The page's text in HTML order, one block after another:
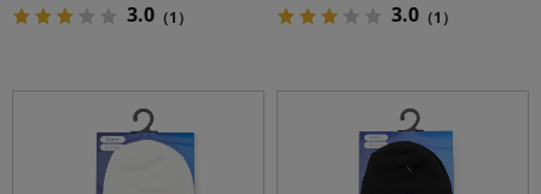
3.0 （1） 3.0 （1）